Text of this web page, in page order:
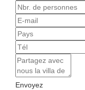
Envoyez